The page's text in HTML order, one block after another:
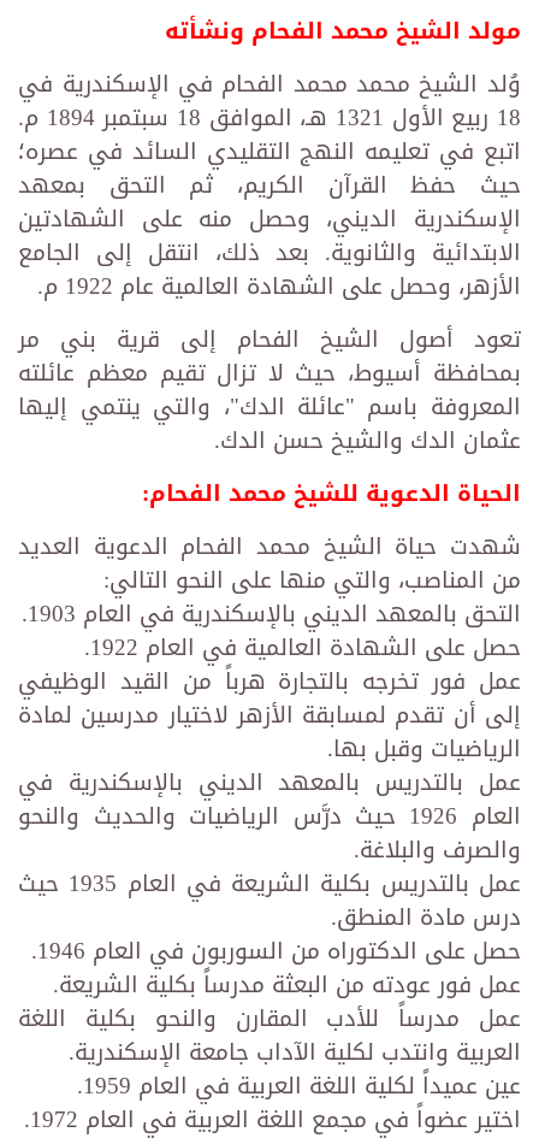
مولد الشيخ محمد الفحام ونشأته
وُلد الشيخ محمد محمد الفحام في الإسكندرية في
18 ربيع الأول 1321 هـ، الموافق 18 سبتمبر 1894 م.
اتبع في تعليمه النهج التقليدي السائد في عصره؛
حيث حفظ القرآن الكريم، ثم التحق بمعهد
الإسكندرية الديني، وحصل منه على الشهادتين
الابتدائية والثانوية. بعد ذلك، انتقل إلى الجامع
الأزهر، وحصل على الشهادة العالمية عام 1922 م.
تعود أصول الشيخ الفحام إلى قرية بني مر
بمحافظة أسيوط، حيث لا تزال تقيم معظم عائلته
المعروفة باسم "عائلة الدك"، والتي ينتمي إليها
عثمان الدك والشيخ حسن الدك.
الحياة الدعوية للشيخ محمد الفحام:
شهدت حياة الشيخ محمد الفحام الدعوية العديد
من المناصب، والتي منها على النحو التالي:
التحق بالمعهد الديني بالإسكندرية في العام 1903.
حصل على الشهادة العالمية في العام 1922.
عمل فور تخرجه بالتجارة هرباً من القيد الوظيفي
إلى أن تقدم لمسابقة الأزهر لاختيار مدرسين لمادة
الرياضيات وقبل بها.
عمل بالتدريس بالمعهد الديني بالإسكندرية في
العام 1926 حيث درَّس الرياضيات والحديث والنحو
والصرف والبلاغة.
عمل بالتدريس بكلية الشريعة في العام 1935 حيث
درس مادة المنطق.
حصل على الدكتوراه من السوربون في العام 1946.
عمل فور عودته من البعثة مدرساً بكلية الشريعة.
عمل مدرساً للأدب المقارن والنحو بكلية اللغة
العربية وانتدب لكلية الآداب جامعة الإسكندرية.
عين عميداً لكلية اللغة العربية في العام 1959.
اختير عضواً في مجمع اللغة العربية في العام 1972.